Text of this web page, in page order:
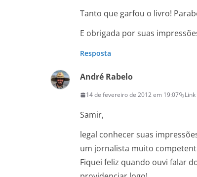
Tanto que garfou o livro!
E obrigada por suas
Resposta
André Rabelo
14 de fevereiro de 2012 em 19:07
Samir,
legal conhecer suas
um jornalista muito
Fiquei feliz quando ouvi falar